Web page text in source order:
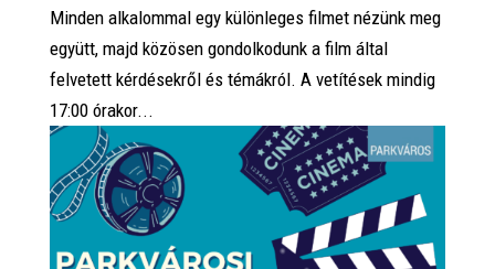
Minden alkalommal egy különleges filmet nézünk meg
együtt, majd közösen gondolkodunk a film által
felvetett kérdésekről és témákról. A vetítések mindig
17:00 órakor...